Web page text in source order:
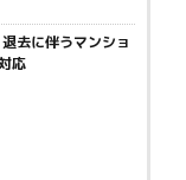
去に伴うマンショ
応